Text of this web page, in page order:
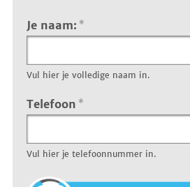
Je naam: *
Vul hier je volledige naam in.
Telefoon *
Vul hier je telefoonnummer in.